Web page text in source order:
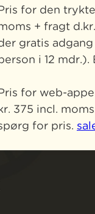
for den
+ fragt
gratis
i 12 mdr.).
for web-
375 incl.
for pris.